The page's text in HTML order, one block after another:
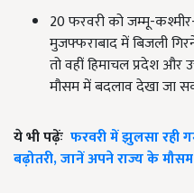
20 फरवरी को जम्मू-
मुजफ्फराबाद में बिजली
तो वहीं हिमाचल प्रदेश और
मौसम में बदलाव देखा जा
ये भी पढ़ेंः फरवरी में झुलसा रही
बढ़ोतरी, जानें अपने राज्य के